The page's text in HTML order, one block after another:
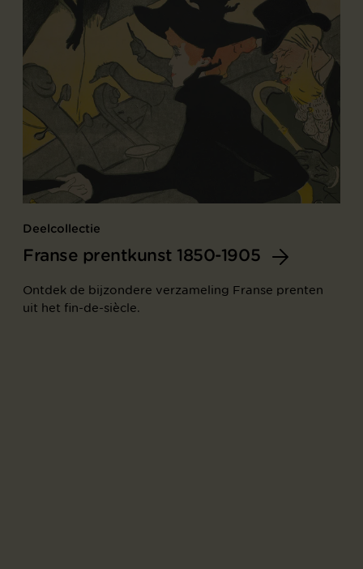
Deelcollectie
Franse prentkunst 1850-1905
Ontdek de bijzondere verzameling Franse prenten
uit het fin-de-siècle.